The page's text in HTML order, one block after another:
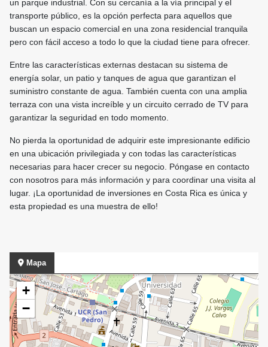
un parque industrial. Con su cercanía a la vía principal y el
transporte público, es la opción perfecta para aquellos que
buscan un espacio comercial en una zona residencial tranquila
pero con fácil acceso a todo lo que la ciudad tiene para ofrecer.
Entre las características externas destacan su sistema de
energía solar, un patio y tanques de agua que garantizan el
suministro constante de agua. También cuenta con una amplia
terraza con una vista increíble y un circuito cerrado de TV para
garantizar la seguridad en todo momento.
No pierda la oportunidad de adquirir este impresionante edificio
en una ubicación privilegiada y con todas las características
necesarias para hacer crecer su negocio. Póngase en contacto
con nosotros para más información y para coordinar una visita al
lugar. ¡La oportunidad de inversiones en Costa Rica es única y
esta propiedad es una muestra de ello!
Mapa
+
−